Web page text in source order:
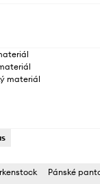
materiál
Pánské